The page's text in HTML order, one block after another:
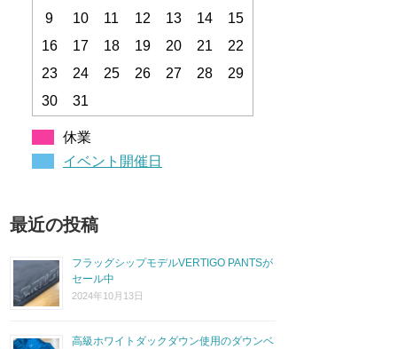
9
10 11 12 13 14
15
16
17 18 19 20 21
22
23
24 25 26 27 28
29
30
31
休業
イベント開催日
最近の投稿
フラッグシップモデルVERTIGO PANTSが
セール中
2024年10月13日
高級ホワイトダックダウン使用のダウンベ